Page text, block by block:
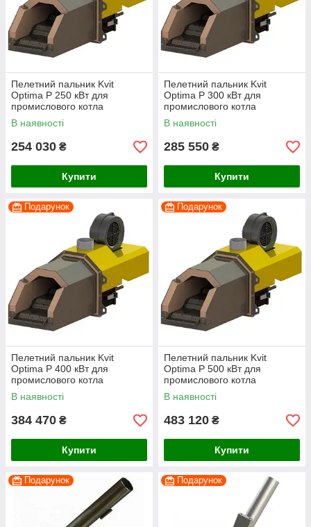
Пелетний пальник Kvit
Optima P 250 кВт для
промислового котла
(факельний тип, Польща)
В наявності
254 030 ₴
Купити
Пелетний пальник Kvit
Optima P 300 кВт для
промислового котла
(факельний тип, Польща)
В наявності
285 550 ₴
Купити
Подарунок
Пелетний пальник Kvit
Optima P 400 кВт для
промислового котла
(факельний тип, Польща)
В наявності
384 470 ₴
Купити
Подарунок
Пелетний пальник Kvit
Optima P 500 кВт для
промислового котла
(факельний тип, Польща)
В наявності
483 120 ₴
Купити
Подарунок Подарунок